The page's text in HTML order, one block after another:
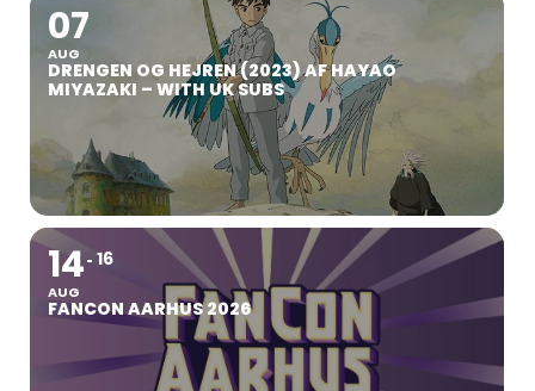
07
AUG
DRENGEN OG HEJREN (2023) AF HAYAO
MIYAZAKI – WITH UK SUBS
14
AUG
16
FANCON AARHUS 2026